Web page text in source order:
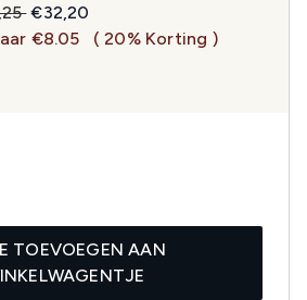
Retail Price:
Huidige prijs:
€32,20
€8.05
( 20% Korting )
TOEVOEGEN AAN